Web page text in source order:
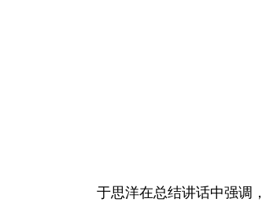
于思洋在总结讲话中强调